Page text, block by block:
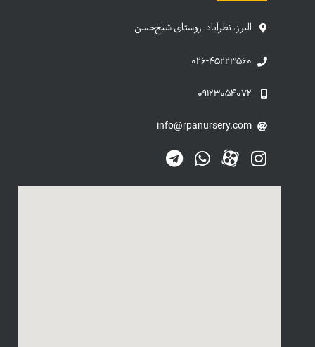
البرز، نظرآباد، روستای شیخ‌حسن
۰۲۶-۴۵۲۲۳۵۶۰
۰۹۱۲۳۰۵۴۰۷۲
info@rpanursery.com